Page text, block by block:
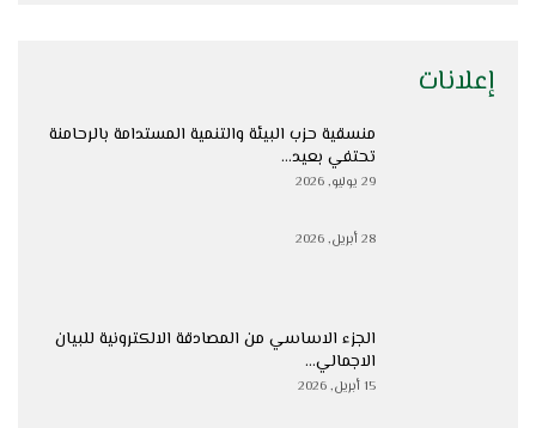
إعلانات
منسقية حزب البيئة والتنمية المستدامة بالرحامنة
تحتفي بعيد…
29 يوليو, 2026
28 أبريل, 2026
الجزء الاساسي من المصادقة الالكترونية للبيان
الاجمالي…
15 أبريل, 2026